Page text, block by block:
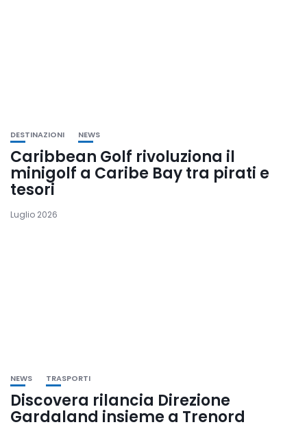
DESTINAZIONI NEWS
Caribbean Golf rivoluziona il
minigolf a Caribe Bay tra pirati e
tesori
Luglio 2026
NEWS TRASPORTI
Discovera rilancia Direzione
Gardaland insieme a Trenord